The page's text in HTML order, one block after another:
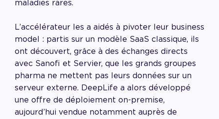
maladies rares.
L’accélérateur les a aidés à pivoter leur business
model : partis sur un modèle SaaS classique, ils
ont découvert, grâce à des échanges directs
avec Sanofi et Servier, que les grands groupes
pharma ne mettent pas leurs données sur un
serveur externe. DeepLife a alors développé
une offre de déploiement on-premise,
aujourd’hui vendue notamment auprès de